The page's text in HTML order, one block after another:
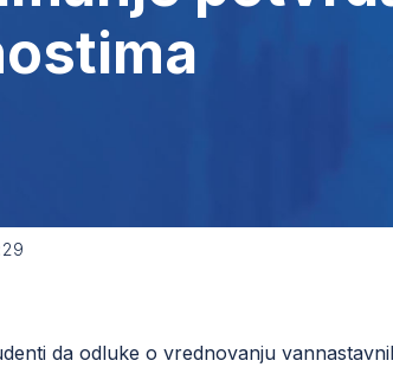
da odluke o vrednovanju